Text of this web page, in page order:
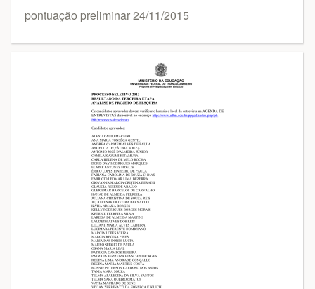
pontuação preliminar 24/11/2015